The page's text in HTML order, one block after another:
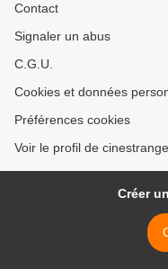
Contact
Signaler un abus
C.G.U.
Cookies et données
Préférences cookies
Voir le profil de
Créer